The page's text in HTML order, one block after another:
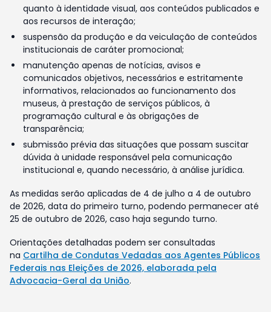
quanto à identidade visual, aos conteúdos publicados e
aos recursos de interação;
suspensão da produção e da veiculação de conteúdos
institucionais de caráter promocional;
manutenção apenas de notícias, avisos e
comunicados objetivos, necessários e estritamente
informativos, relacionados ao funcionamento dos
museus, à prestação de serviços públicos, à
programação cultural e às obrigações de
transparência;
submissão prévia das situações que possam suscitar
dúvida à unidade responsável pela comunicação
institucional e, quando necessário, à análise jurídica.
As medidas serão aplicadas de 4 de julho a 4 de outubro
de 2026, data do primeiro turno, podendo permanecer até
25 de outubro de 2026, caso haja segundo turno.
Orientações detalhadas podem ser consultadas
na Cartilha de Condutas Vedadas aos Agentes Públicos
Federais nas Eleições de 2026, elaborada pela
Advocacia-Geral da União.